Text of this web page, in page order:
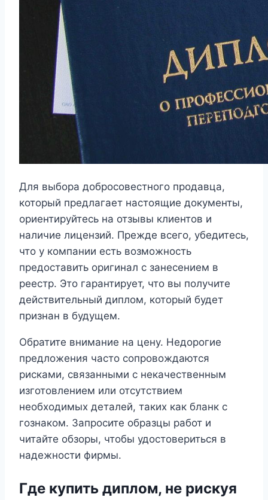
Для выбора добросовестного продавца,
который предлагает настоящие документы,
ориентируйтесь на отзывы клиентов и
наличие лицензий. Прежде всего, убедитесь,
что у компании есть возможность
предоставить оригинал с занесением в
реестр. Это гарантирует, что вы получите
действительный диплом, который будет
признан в будущем.
Обратите внимание на цену. Недорогие
предложения часто сопровождаются
рисками, связанными с некачественным
изготовлением или отсутствием
необходимых деталей, таких как бланк с
гознаком. Запросите образцы работ и
читайте обзоры, чтобы удостовериться в
надежности фирмы.
Где купить диплом, не рискуя